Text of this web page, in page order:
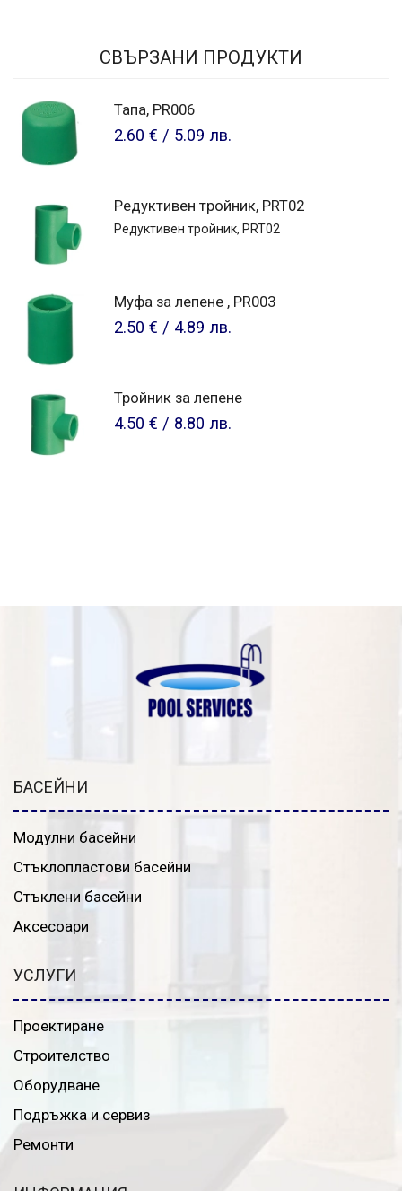
СВЪРЗАНИ ПРОДУКТИ
Тапа, PR006
2.60 € / 5.09 лв.
Редуктивен тройник, PRT02
Редуктивен тройник, PRT02
Муфа за лепене , PR003
2.50 € / 4.89 лв.
Тройник за лепене
4.50 € / 8.80 лв.
БАСЕЙНИ
Модулни басейни
Стъклопластови басейни
Стъклени басейни
Аксесоари
УСЛУГИ
Проектиране
Строителство
Оборудване
Подръжка и сервиз
Ремонти